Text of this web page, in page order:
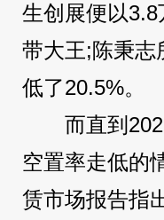
生创展便以
带大王;陈秉志
低了20.5%。
而直到
空置率走低的
赁市场报告指